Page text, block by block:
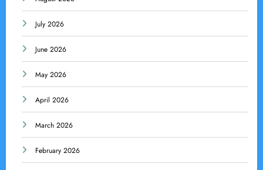
July 2026
June 2026
May 2026
April 2026
March 2026
February 2026